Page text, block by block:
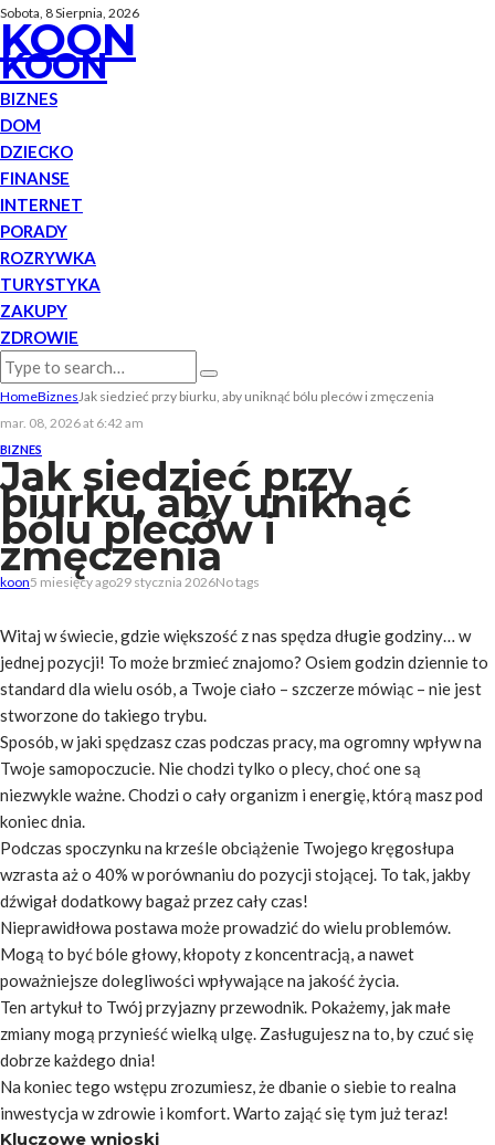
Sobota, 8 Sierpnia, 2026
KOON
KOON
BIZNES
DOM
DZIECKO
FINANSE
INTERNET
PORADY
ROZRYWKA
TURYSTYKA
ZAKUPY
ZDROWIE
HomeBiznesJak siedzieć przy biurku, aby uniknąć bólu pleców i zmęczenia
mar. 08, 2026 at 6:42 am
BIZNES
Jak siedzieć przy
biurku, aby uniknąć
bólu pleców i
zmęczenia
koon5 miesięcy ago29 stycznia 2026No tags
Witaj w świecie, gdzie większość z nas spędza długie godziny… w
jednej pozycji! To może brzmieć znajomo? Osiem godzin dziennie to
standard dla wielu osób, a Twoje ciało – szczerze mówiąc – nie jest
stworzone do takiego trybu.
Sposób, w jaki spędzasz czas podczas pracy, ma ogromny wpływ na
Twoje samopoczucie. Nie chodzi tylko o plecy, choć one są
niezwykle ważne. Chodzi o cały organizm i energię, którą masz pod
koniec dnia.
Podczas spoczynku na krześle obciążenie Twojego kręgosłupa
wzrasta aż o 40% w porównaniu do pozycji stojącej. To tak, jakby
dźwigał dodatkowy bagaż przez cały czas!
Nieprawidłowa postawa może prowadzić do wielu problemów.
Mogą to być bóle głowy, kłopoty z koncentracją, a nawet
poważniejsze dolegliwości wpływające na jakość życia.
Ten artykuł to Twój przyjazny przewodnik. Pokażemy, jak małe
zmiany mogą przynieść wielką ulgę. Zasługujesz na to, by czuć się
dobrze każdego dnia!
Na koniec tego wstępu zrozumiesz, że dbanie o siebie to realna
inwestycja w zdrowie i komfort. Warto zająć się tym już teraz!
Kluczowe wnioski